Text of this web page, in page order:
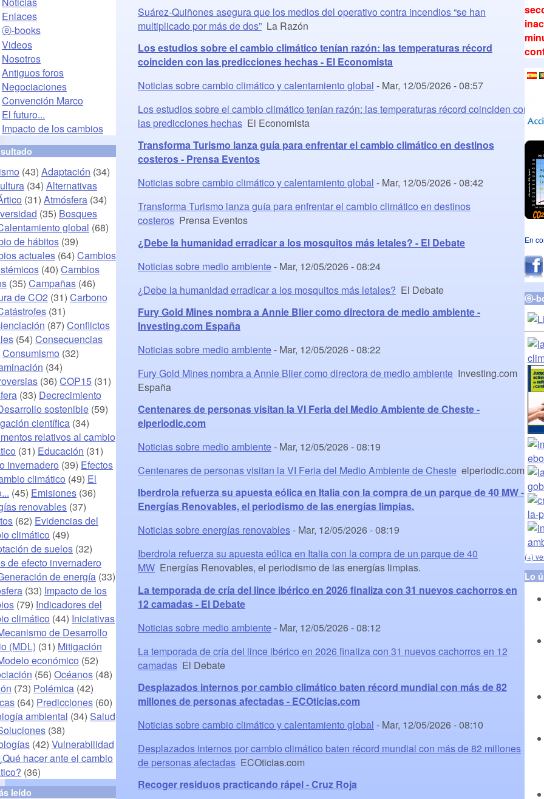
Suárez-Quiñones asegura que los medios del operativo contra incendios “se han
multiplicado por más de dos” La Razón
Los estudios sobre el cambio climático tenían razón: las temperaturas récord
coinciden con las predicciones hechas - El Economista
Noticias sobre cambio climático y calentamiento global - Mar, 12/05/2026 - 08:57
Los estudios sobre el cambio climático tenían razón: las temperaturas récord coinciden con
las predicciones hechas El Economista
Transforma Turismo lanza guía para enfrentar el cambio climático en destinos
costeros - Prensa Eventos
Noticias sobre cambio climático y calentamiento global - Mar, 12/05/2026 - 08:42
Transforma Turismo lanza guía para enfrentar el cambio climático en destinos
costeros Prensa Eventos
¿Debe la humanidad erradicar a los mosquitos más letales? - El Debate
Noticias sobre medio ambiente- Mar, 12/05/2026 - 08:24
¿Debe la humanidad erradicar a los mosquitos más letales? El Debate
Fury Gold Mines nombra a Annie Blier como directora de medio ambiente -
Investing.com España
Noticias sobre medio ambiente- Mar, 12/05/2026 - 08:22
Fury Gold Mines nombra a Annie Blier como directora de medio ambiente Investing.com
España
Centenares de personas visitan la VI Feria del Medio Ambiente de Cheste -
elperiodic.com
Noticias sobre medio ambiente- Mar, 12/05/2026 - 08:19
Centenares de personas visitan la VI Feria del Medio Ambiente de Cheste elperiodic.com
Iberdrola refuerza su apuesta eólica en Italia con la compra de un parque de 40 MW -
Energías Renovables, el periodismo de las energías limpias.
Noticias sobre energías renovables- Mar, 12/05/2026 - 08:19
Iberdrola refuerza su apuesta eólica en Italia con la compra de un parque de 40
MW Energías Renovables, el periodismo de las energías limpias.
La temporada de cría del lince ibérico en 2026 finaliza con 31 nuevos cachorros en
12 camadas - El Debate
Noticias sobre medio ambiente - Mar, 12/05/2026 - 08:12
La temporada de cría del lince ibérico en 2026 finaliza con 31 nuevos cachorros en 12
camadas El Debate
Desplazados internos por cambio climático baten récord mundial con más de 82
millones de personas afectadas - ECOticias.com
Noticias sobre cambio climático y calentamiento global - Mar, 12/05/2026 - 08:10
Desplazados internos por cambio climático baten récord mundial con más de 82 millones
de personas afectadas ECOticias.com
Recoger residuos practicando rápel - Cruz Roja
Enlaces
ⓔ-books
Videos
Nosotros
Antiguos foros
Negociaciones
Convención Marco
El futuro...
Impacto de los cambios
(43) Adaptación (34)
(34) Alternativas
(31) Atmósfera (34)
(35) Bosques
global (68)
de hábitos (39)
actuales (64) Cambios
(40) Cambios
(35) Campañas (46)
de CO2 (31) Carbono
(31)
(87) Conflictos
(54) Consecuencias
Consumismo (32)
(34)
(36) COP15 (31)
(33) Decrecimiento
sostenible (59)
científica (34)
relativos al cambio
(31) Educación (31)
invernadero (39) Efectos
climático (49) El
(45) Emisiones (36)
renovables (37)
(62) Evidencias del
climático (49)
de suelos (32)
de efecto invernadero
de energía (33)
(33) Impacto de los
(79) Indicadores del
climático (44) Iniciativas
de Desarrollo
(MDL) (31) Mitigación
económico (52)
(56) Océanos (48)
(73) Polémica (42)
(64) Predicciones (60)
ambiental (34) Salud
(38)
(42) Vulnerabilidad
hacer ante el cambio
(36)
leído
En
ⓔ-
(+)
Lo